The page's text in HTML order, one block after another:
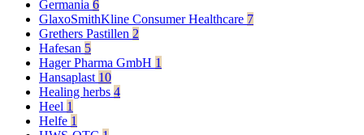
Germania 6
GlaxoSmithKline Consumer Healthcare 7
Grethers Pastillen 2
Hafesan 5
Hager Pharma GmbH 1
Hansaplast 10
Healing herbs 4
Heel 1
Helfe 1